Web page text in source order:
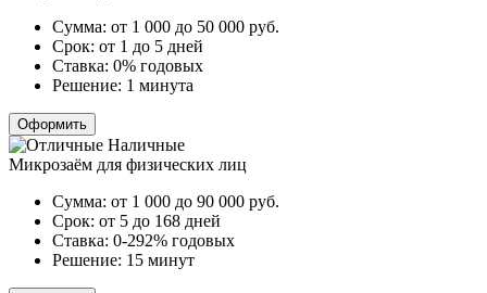
Сумма: от 1 000 до 50 000 руб.
Срок: от 1 до 5 дней
Ставка: 0% годовых
Решение: 1 минута
Оформить
Микрозаём для физических лиц
Сумма: от 1 000 до 90 000 руб.
Срок: от 5 до 168 дней
Ставка: 0-292% годовых
Решение: 15 минут